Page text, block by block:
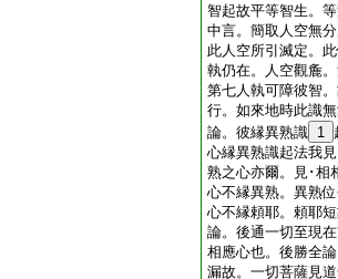
智起故平等智生。
中言。簡取人空無
此人空所引滅定。
執仍在。人空觀麁
第七人執可障彼智
行。如來地時此識
論。彼縁異熟識 1
心縁異熟識起法我
熟之心亦爾。見･相
心不縁異熟。異熟
心不縁頼耶。頼耶
論。後通一切至現
相應心也。後勝全
漏故。一切菩薩見